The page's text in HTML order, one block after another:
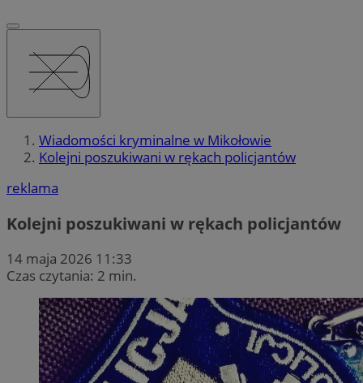
Wiadomości kryminalne w Mikołowie
Kolejni poszukiwani w rękach policjantów
reklama
Kolejni poszukiwani w rękach policjantów
14 maja 2026 11:33
Czas czytania: 2 min.